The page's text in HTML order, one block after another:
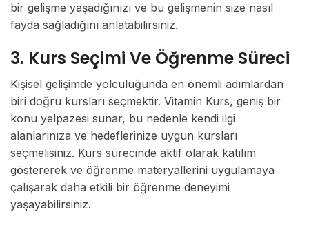
bir gelişme yaşadığınızı ve bu gelişmenin size nasıl
fayda sağladığını anlatabilirsiniz.
3. Kurs Seçimi Ve Öğrenme Süreci
Kişisel gelişimde yolculuğunda en önemli adımlardan
biri doğru kursları seçmektir. Vitamin Kurs, geniş bir
konu yelpazesi sunar, bu nedenle kendi ilgi
alanlarınıza ve hedeflerinize uygun kursları
seçmelisiniz. Kurs sürecinde aktif olarak katılım
göstererek ve öğrenme materyallerini uygulamaya
çalışarak daha etkili bir öğrenme deneyimi
yaşayabilirsiniz.